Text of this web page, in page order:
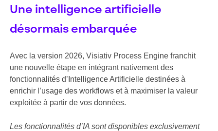
Une intelligence artificielle
désormais embarquée
Avec la version 2026, Visiativ Process Engine franchit
une nouvelle étape en intégrant nativement des
fonctionnalités d’Intelligence Artificielle destinées à
enrichir l’usage des workflows et à maximiser la valeur
exploitée à partir de vos données.
Les fonctionnalités d’IA sont disponibles exclusivement